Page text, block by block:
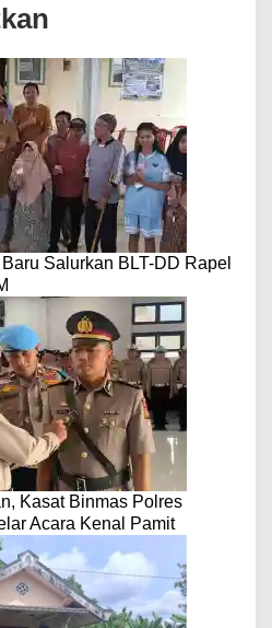
Salurkan BLT-DD Rapel
Kasat Binmas Polres
Acara Kenal Pamit